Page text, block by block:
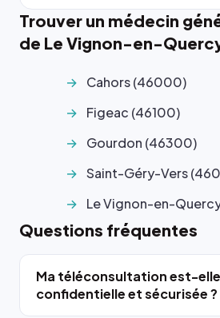
Trouver un médecin
de Le Vignon-en-
Cahors (46000)
Figeac (46100)
Gourdon (46300)
Saint-Géry-Vers
Le Vignon-en-
Questions fréquentes
Ma téléconsultation est-elle
confidentielle et sécurisée ?